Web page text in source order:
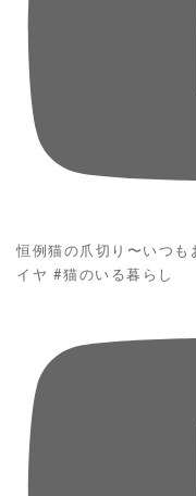
恒例猫の爪切り〜いつも
イヤ #猫のいる暮らし